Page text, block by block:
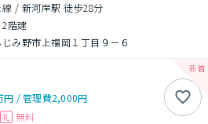
線 / 新河岸駅 徒歩28分
2階建
み野市上福岡１丁目９－６
円 /管理費2,000円
礼 無料